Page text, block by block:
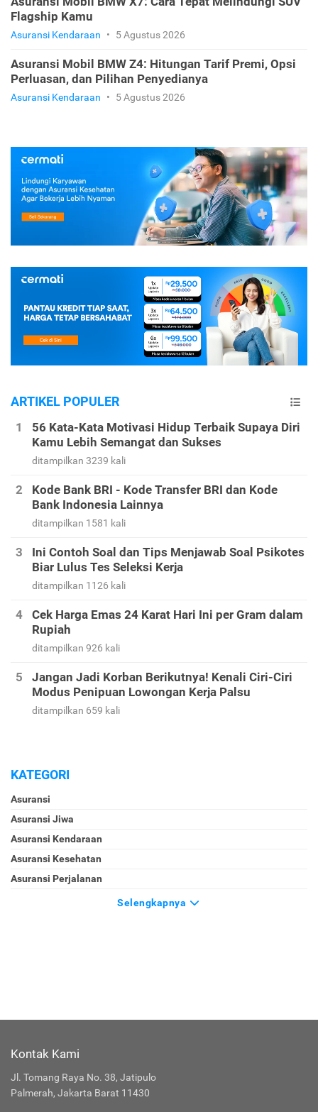
Flagship Kamu
Asuransi Kendaraan • 5 Agustus 2026
Asuransi Mobil BMW Z4: Hitungan Tarif Premi, Opsi
Perluasan, dan Pilihan Penyedianya
Asuransi Kendaraan • 5 Agustus 2026
ARTIKEL POPULER
56 Kata-Kata Motivasi Hidup Terbaik Supaya Diri
Kamu Lebih Semangat dan Sukses
ditampilkan 3239 kali
Kode Bank BRI - Kode Transfer BRI dan Kode
Bank Indonesia Lainnya
ditampilkan 1581 kali
Ini Contoh Soal dan Tips Menjawab Soal Psikotes
Biar Lulus Tes Seleksi Kerja
ditampilkan 1126 kali
Cek Harga Emas 24 Karat Hari Ini per Gram dalam
Rupiah
ditampilkan 926 kali
Jangan Jadi Korban Berikutnya! Kenali Ciri-Ciri
Modus Penipuan Lowongan Kerja Palsu
ditampilkan 659 kali
KATEGORI
Asuransi
Asuransi Jiwa
Asuransi Kendaraan
Asuransi Kesehatan
Asuransi Perjalanan
Selengkapnya
Kontak Kami
Jl. Tomang Raya No. 38, Jatipulo
Palmerah, Jakarta Barat 11430